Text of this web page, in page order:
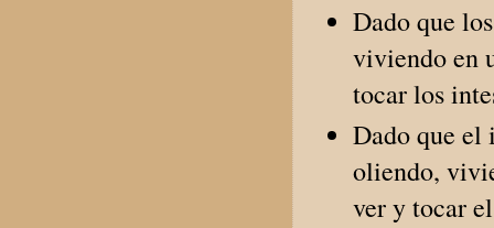
Dado que
viviendo en
tocar los
Dado que el
oliendo,
ver y tocar